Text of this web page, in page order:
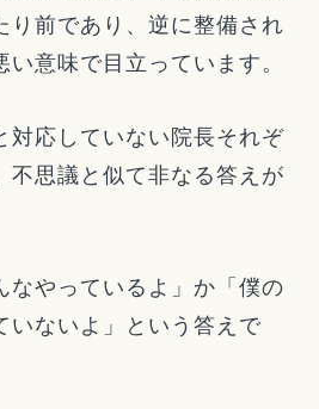
り前であり、逆に整備され
意味で目立っています。
対応していない院長それぞ
不思議と似て非なる答えが
なやっているよ」か「僕の
いないよ」という答えで